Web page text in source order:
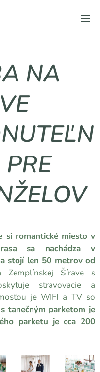
NA
si romantické miesto v
sa nachádza v
stojí len 50 metrov od
Šírave s
stravovacie a
je WIFI a TV so
tanečným parketom je
parketu je cca 200